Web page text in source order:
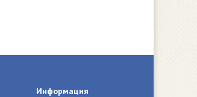
Информация